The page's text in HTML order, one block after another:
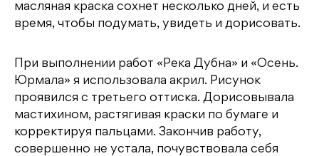
масляная краска сохнет несколько дней, и есть
время, чтобы подумать, увидеть и дорисовать.
При выполнении работ «Река Дубна» и «Осень.
Юрмала» я использовала акрил. Рисунок
проявился с третьего оттиска. Дорисовывала
мастихином, растягивая краски по бумаге и
корректируя пальцами. Закончив работу,
совершенно не устала, почувствовала себя